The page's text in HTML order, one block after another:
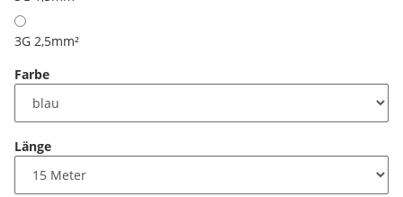
3G 2,5mm²
Farbe
Länge